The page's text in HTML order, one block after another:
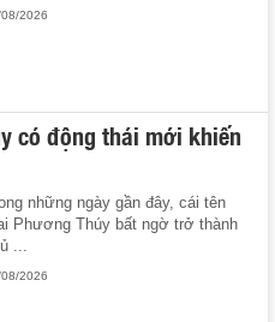
2026
có động thái mới khiến
những ngày gần đây, cái tên
Phương Thúy bất ngờ trở thành
...
2026